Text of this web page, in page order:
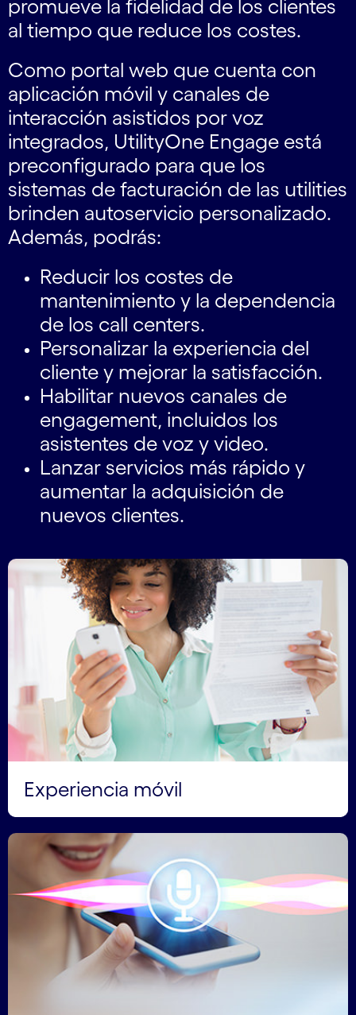
promueve la fidelidad de los clientes
al tiempo que reduce los costes.
Como portal web que cuenta con
aplicación móvil y canales de
interacción asistidos por voz
integrados, UtilityOne Engage está
preconfigurado para que los
sistemas de facturación de las utilities
brinden autoservicio personalizado.
Además, podrás:
Reducir los costes de
mantenimiento y la dependencia
de los call centers.
Personalizar la experiencia del
cliente y mejorar la satisfacción.
Habilitar nuevos canales de
engagement, incluidos los
asistentes de voz y video.
Lanzar servicios más rápido y
aumentar la adquisición de
nuevos clientes.
Experiencia móvil